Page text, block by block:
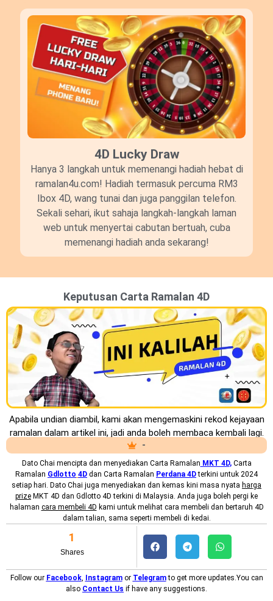
4D Lucky Draw​
Hanya 3 langkah untuk memenangi hadiah hebat di
ramalan4u.com! Hadiah termasuk percuma RM3
Ibox 4D, wang tunai dan juga panggilan telefon.
Sekali sehari, ikut sahaja langkah-langkah laman
web untuk menyertai cabutan bertuah, cuba
memenangi hadiah anda sekarang!
Keputusan Carta Ramalan 4D
Apabila undian diambil, kami akan mengemaskini rekod kejayaan
ramalan dalam artikel ini, jadi anda boleh membaca kembali lagi.
-
Dato Chai mencipta dan menyediakan Carta Ramalan MKT 4D,Carta
Ramalan Gdlotto 4D dan Carta Ramalan Perdana 4D terkini untuk 2024
setiap hari. Dato Chai juga menyediakan dan kemas kini masa nyata harga
prize MKT 4D dan Gdlotto 4D terkini di Malaysia. Anda juga boleh pergi ke
halaman cara membeli 4D kami untuk melihat cara membeli dan bertaruh 4D
dalam talian, sama seperti membeli di kedai.
Shares
1
Follow our Facebook, Instagramor Telegramto get more updates.You can
also Contact Us if have any suggestions.